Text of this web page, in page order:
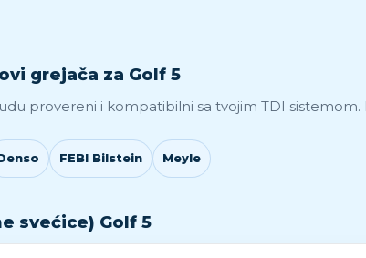
grejača za Golf 5
provereni i kompatibilni sa tvojim TDI sistemom.
FEBI Bilstein Meyle
svećice) Golf 5